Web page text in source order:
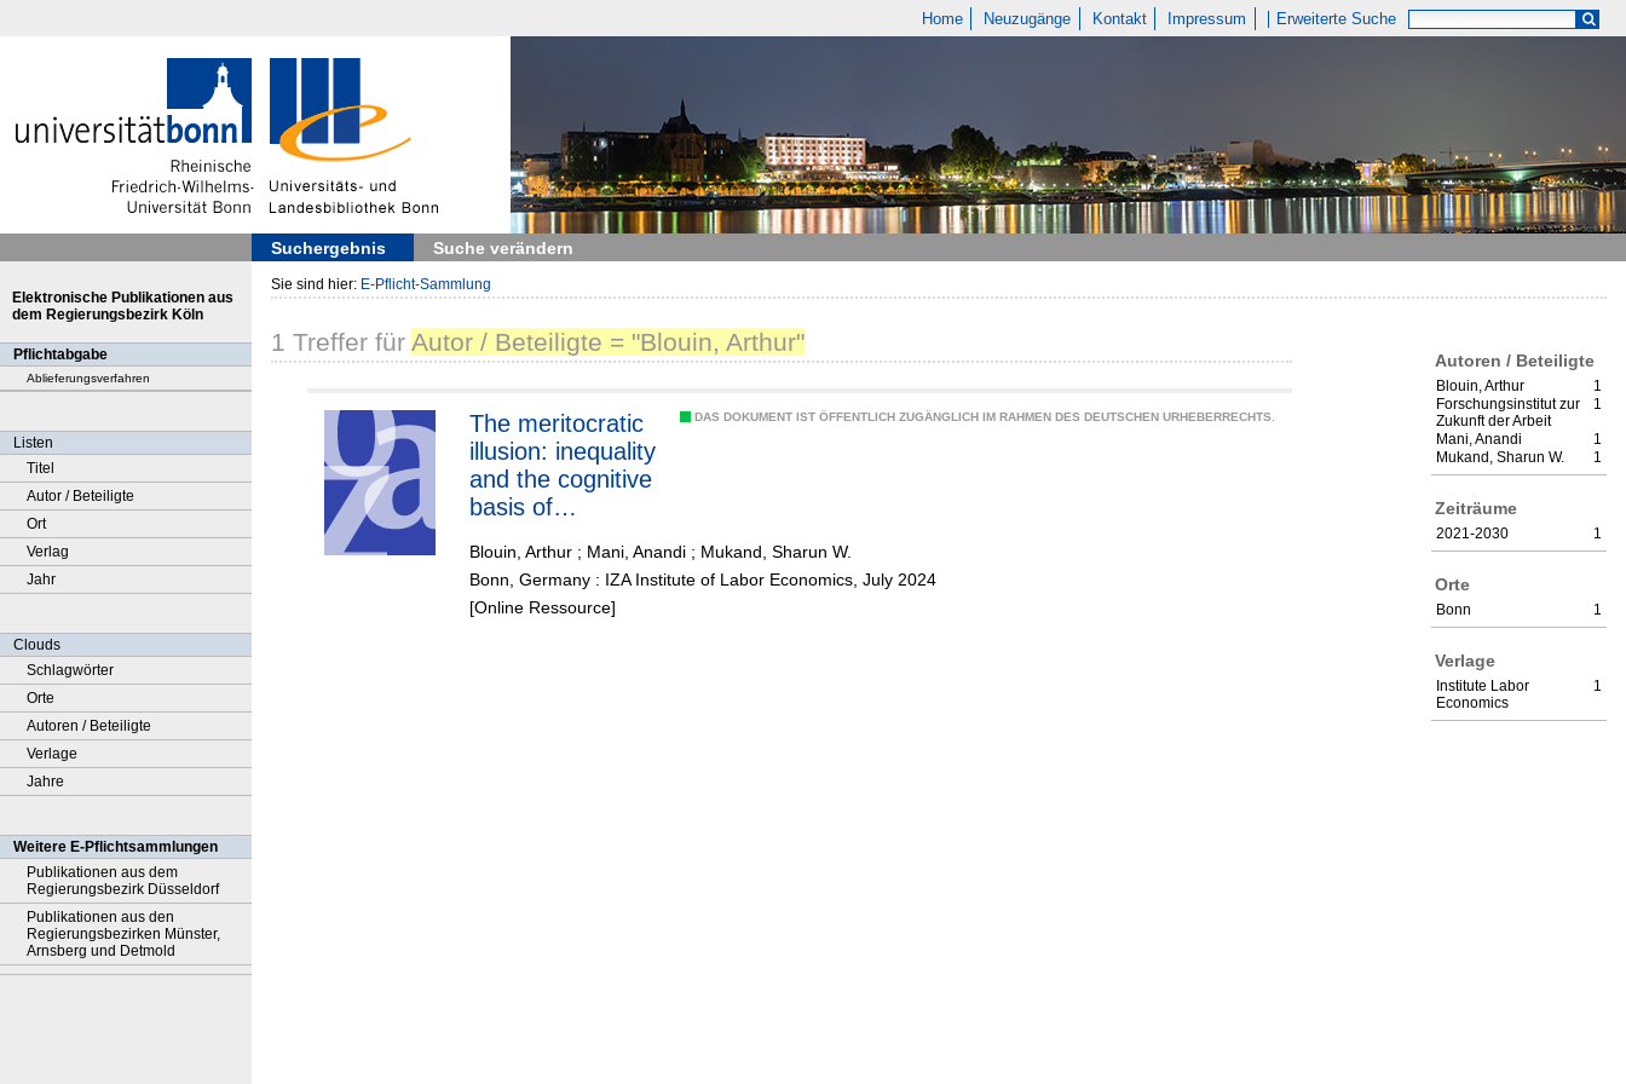
Home Neuzugänge Kontakt Impressum Erweiterte Suche
Suchergebnis Suche verändern
Elektronische Publikationen aus
dem Regierungsbezirk Köln
Pflichtabgabe
Ablieferungsverfahren
Listen
Titel
Autor / Beteiligte
Ort
Verlag
Jahr
Clouds
Schlagwörter
Orte
Autoren / Beteiligte
Verlage
Jahre
Weitere E-Pflichtsammlungen
Publikationen aus dem
Regierungsbezirk Düsseldorf
Publikationen aus den
Regierungsbezirken Münster,
Arnsberg und Detmold
Sie sind hier: E-Pflicht-Sammlung
Autoren / Beteiligte
1
Blouin, Arthur
1
Forschungsinstitut zur
Zukunft der Arbeit
1
Mani, Anandi
1
Mukand, Sharun W.
Zeiträume
1
2021-2030
Orte
1
Bonn
Verlage
1
Institute Labor
Economics
1 Treffer für Autor / Beteiligte = "Blouin, Arthur"
DAS DOKUMENT IST ÖFFENTLICH ZUGÄNGLICH IM RAHMEN DES DEUTSCHEN URHEBERRECHTS.
The meritocratic
illusion: inequality
and the cognitive
basis of
Blouin, Arthur ; Mani, Anandi ; Mukand, Sharun W.
Bonn, Germany : IZA Institute of Labor Economics, July 2024
[Online Ressource]